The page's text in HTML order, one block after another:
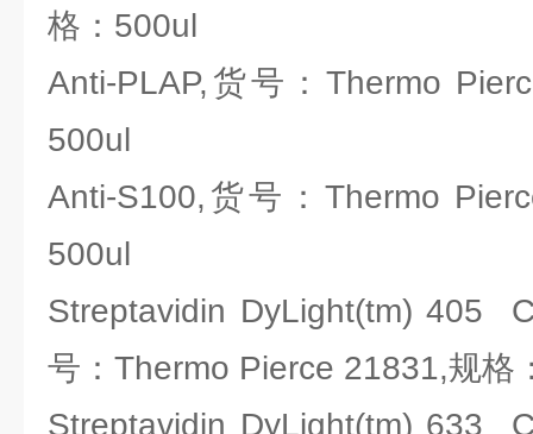
格：500ul
Anti-PLAP,货号：Thermo
500ul
Anti-S100,货号：Thermo
500ul
Streptavidin DyLight(tm) 405
号：Thermo Pierce 21831,规格
Streptavidin DyLight(tm) 633